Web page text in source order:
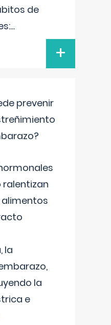
de
...
+
prevenir
ralentizan
alimentos
la
la
e